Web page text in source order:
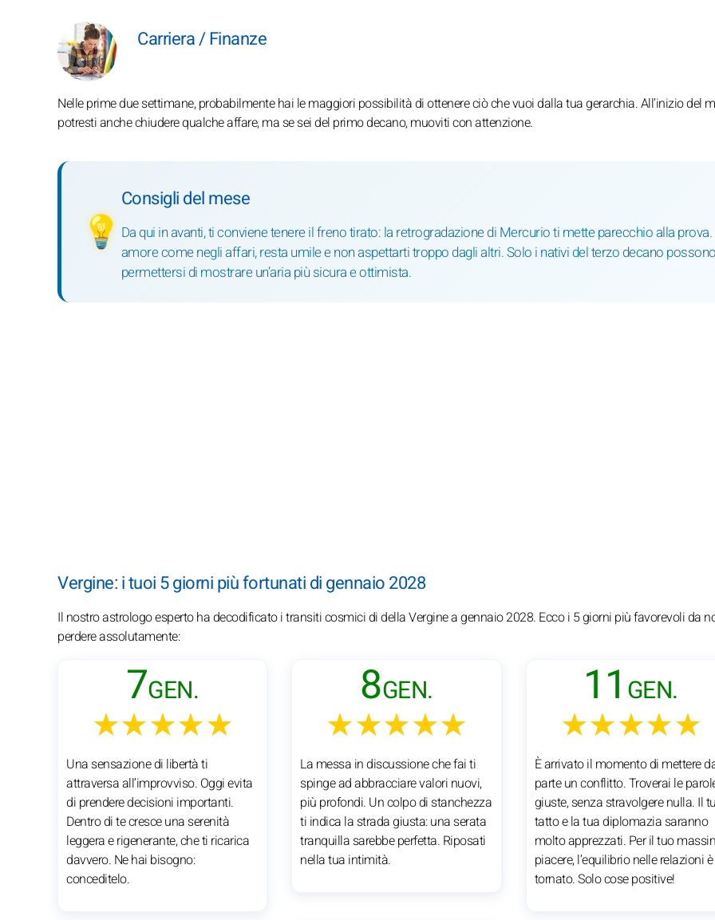
Carriera / Finanze
Nelle prime due settimane, probabilmente hai le maggiori possibilità di ottenere ciò che vuoi dalla tua gerarchia. All’inizio del
potresti anche chiudere qualche affare, ma se sei del primo decano, muoviti con attenzione.
💡
Consigli del mese
Da qui in avanti, ti conviene tenere il freno tirato: la retrogradazione di Mercurio ti mette parecchio alla prova.
amore come negli affari, resta umile e non aspettarti troppo dagli altri. Solo i nativi del terzo decano
permettersi di mostrare un’aria più sicura e ottimista.
Vergine: i tuoi 5 giorni più fortunati di gennaio 2028
Il nostro astrologo esperto ha decodificato i transiti cosmici di della Vergine a gennaio 2028. Ecco i 5 giorni più favorevoli da
perdere assolutamente:
7GEN.
★★★★★
Una sensazione di libertà ti
attraversa all’improvviso. Oggi evita
di prendere decisioni importanti.
Dentro di te cresce una serenità
leggera e rigenerante, che ti ricarica
davvero. Ne hai bisogno:
conceditelo.
8GEN.
★★★★★
La messa in discussione che fai ti
spinge ad abbracciare valori nuovi,
più profondi. Un colpo di stanchezza
ti indica la strada giusta: una serata
tranquilla sarebbe perfetta. Riposati
nella tua intimità.
11 GEN.
★★★★★
È arrivato il momento di mettere
parte un conflitto. Troverai le
giuste, senza stravolgere nulla. Il
tatto e la tua diplomazia saranno
molto apprezzati. Per il tuo
piacere, l’equilibrio nelle relazioni è
tornato. Solo cose positive!